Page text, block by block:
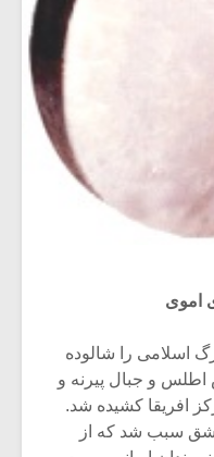
اموی
اسلامی را شالوده
اطلس و جبال پیرنه و
افریقا کشیده شد.
سبب شد که از